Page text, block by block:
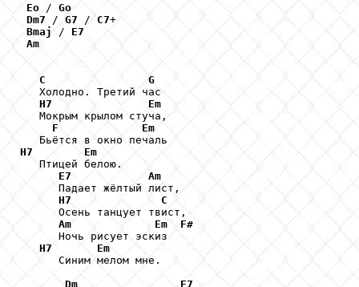
Eo / Go
Dm7 / G7 / C7+
Bmaj / E7
Am
C
G
   Холодно. Третий час
H7
Em
   Мокрым крылом стуча,
F
Em
H7
Em
   Птицей белою.
E7
Am
      Падает жёлтый лист,
H7
C
      Осень танцует твист,
Am
Em
F#
      Ночь рисует эскиз
H7
Em
      Синим мелом мне.
Dm
E7